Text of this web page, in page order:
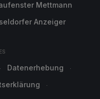
Mettmann
Anzeiger
Datenerhebung